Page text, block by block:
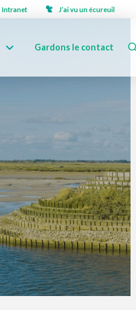
Intranet J’ai vu un écureuil
Gardons le contact